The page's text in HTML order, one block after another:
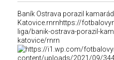
Baník Ostrava porazil
Katovice.rnrnhttps://
liga/banik-ostrava-porazil-
katovice/rnrn